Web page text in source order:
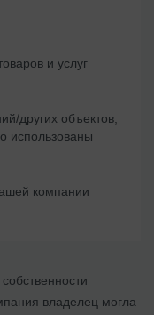
и услуг
других объектов,
использованы
компании
владелец могла